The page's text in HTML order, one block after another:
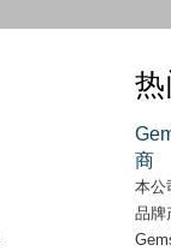
热
商
本公
品牌